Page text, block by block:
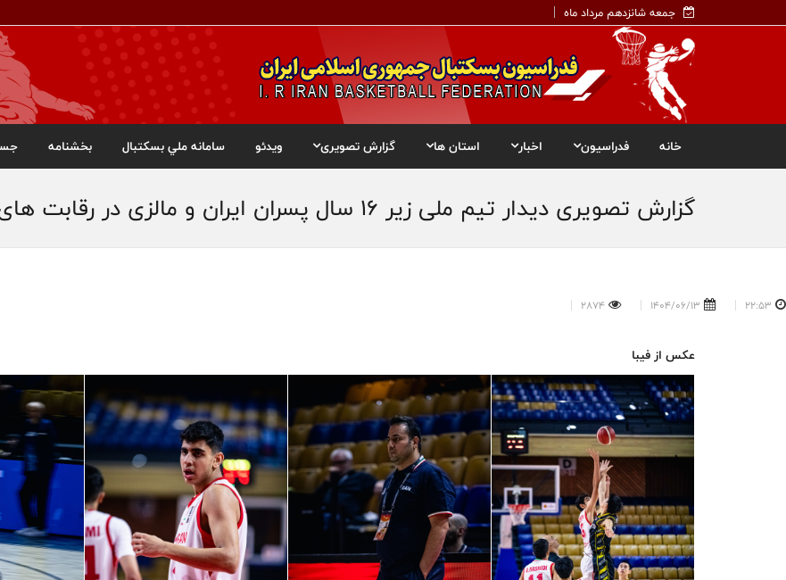
جمعه شانزدهم مرداد ماه
خانه فدراسیون اخبار استان ها گزارش تصویری ویدئو سامانه ملي بسکتبال بخشنامه
گزارش تصویری دیدار تیم ملی زیر 16 سال پسران ایران و مالزی در رقابت های کاپ آسیا 2025 مغولستان
22:53
1404/06/13
2874
عکس از فیبا